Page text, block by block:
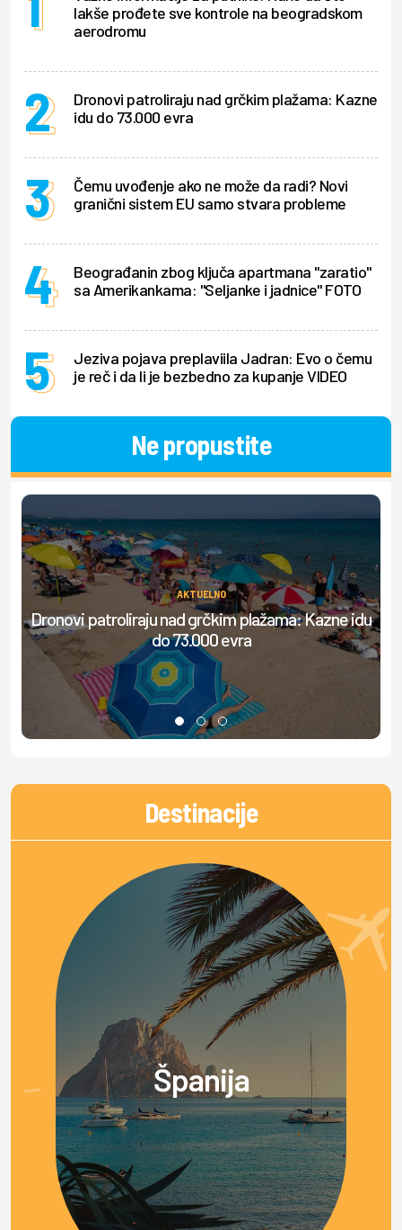
lakše prođete sve kontrole na beogradskom
aerodromu
Dronovi patroliraju nad grčkim plažama: Kazne
idu do 73.000 evra
Čemu uvođenje ako ne može da radi? Novi
granični sistem EU samo stvara probleme
Beograđanin zbog ključa apartmana "zaratio"
sa Amerikankama: "Seljanke i jadnice" FOTO
Jeziva pojava preplaviila Jadran: Evo o čemu
je reč i da li je bezbedno za kupanje VIDEO
Ne propustite
AKTUELNO
Dronovi patroliraju nad grčkim plažama: Kazne idu
do 73.000 evra
Destinacije
Španija